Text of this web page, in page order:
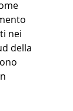
nei
della